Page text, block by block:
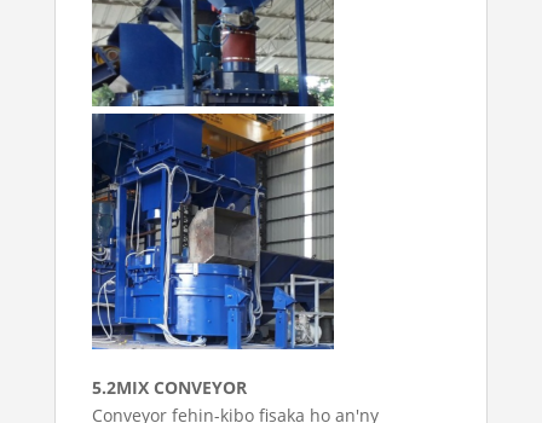
5.2MIX CONVEYOR
Conveyor fehin-kibo fisaka ho an'ny